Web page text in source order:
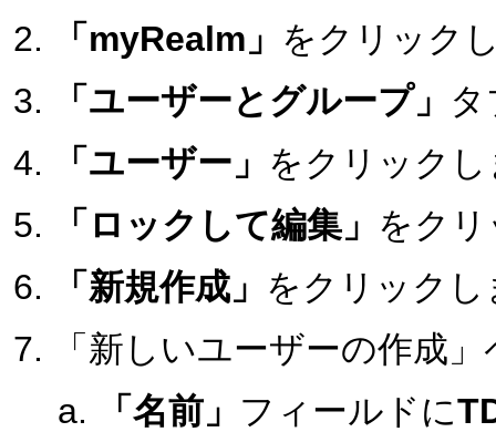
「myRealm」 をクリック
「ユーザーとグループ」
「ユーザー」 をクリック
「ロックして編集」 をク
「新規作成」 をクリックし
「新しいユーザーの作成
「名前」 フィールドに